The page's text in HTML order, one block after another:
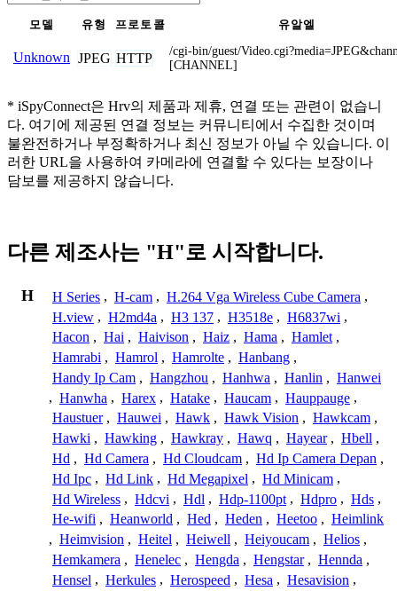
모델 유형 프로토콜 유알엘
Unknown JPEG HTTP
/cgi-bin/guest/
[CHANNEL]
* iSpyConnect은 Hrv의 제품과 제휴, 연결 또는 관련이 없습니
다. 여기에 제공된 연결 정보는 커뮤니티에서 수집한 것이며
불완전하거나 부정확하거나 최신 정보가 아닐 수 있습니다. 이
러한 URL을 사용하여 카메라에 연결할 수 있다는 보장이나
담보를 제공하지 않습니다.
다른 제조사는 "H"로 시작합니다.
H H Series , H-cam , H.264 Vga Wireless Cube Camera ,
H.view , H2md4a , H3 137 , H3518e , H6837wi ,
Hacon , Hai , Haivison , Haiz , Hama , Hamlet ,
Hamrabi , Hamrol , Hamrolte , Hanbang ,
Handy Ip Cam , Hangzhou , Hanhwa , Hanlin , Hanwei
, Hanwha , Harex , Hatake , Haucam , Hauppauge ,
Haustuer , Hauwei , Hawk , Hawk Vision , Hawkcam ,
Hawki , Hawking , Hawkray , Hawq , Hayear , Hbell ,
Hd , Hd Camera , Hd Cloudcam , Hd Ip Camera Depan ,
Hd Ipc , Hd Link , Hd Megapixel , Hd Minicam ,
Hd Wireless , Hdcvi , Hdl , Hdp-1100pt , Hdpro , Hds ,
He-wifi , Heanworld , Hed , Heden , Heetoo , Heimlink
, Heimvision , Heitel , Heiwell , Heiyoucam , Helios ,
Hemkamera , Henelec , Hengda , Hengstar , Hennda ,
Hensel , Herkules , Herospeed , Hesa , Hesavision ,